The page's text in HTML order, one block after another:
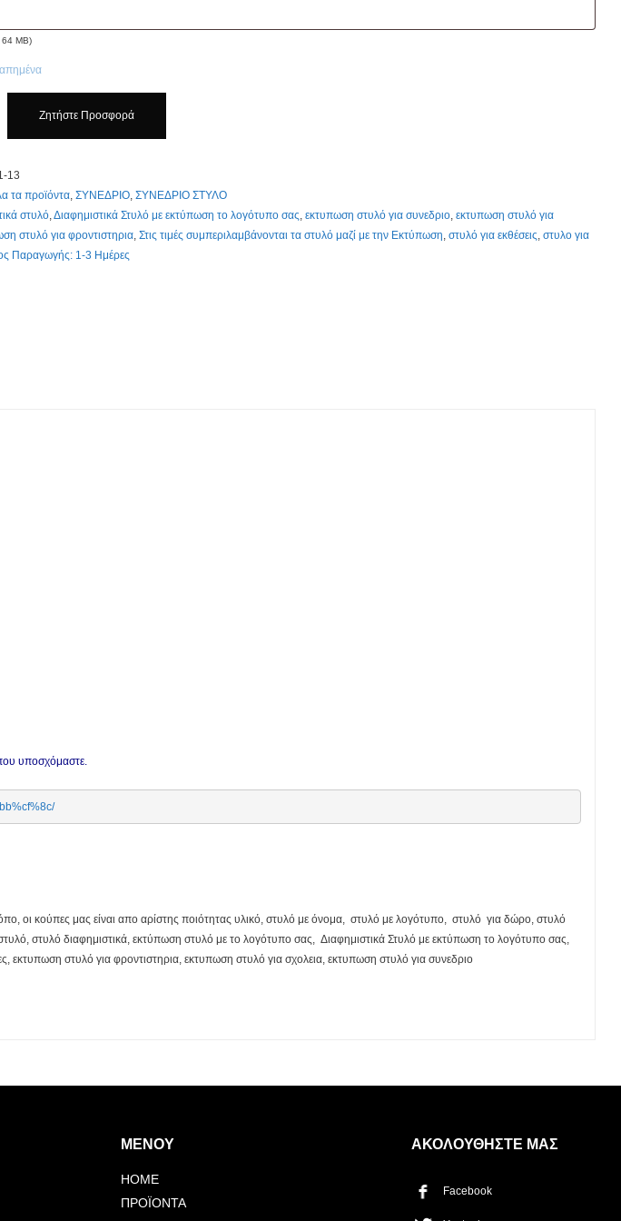
64 MB)
Ζητήστε Προσφορά
13
τα προϊόντα,ΣΥΝΕΔΡΙΟ,ΣΥΝΕΔΡΙΟ ΣΤΥΛΟ
στυλό,Διαφημιστικά Στυλό με εκτύπωση το λογότυπο σας,εκτυπωση στυλό για συνεδριο,εκτυπωση στυλό για
στυλό για φροντιστηρια,Στις τιμές συμπεριλαμβάνονται τα στυλό μαζί με την Εκτύπωση,στυλό για εκθέσεις,στυλο για
Παραγωγής: 1-3 Ημέρες
υποσχόμαστε.
οι κούπες μας είναι απο αρίστης ποιότητας υλικό, στυλό με όνομα, στυλό με λογότυπο, στυλό για δώρο, στυλό
στυλό διαφημιστικά, εκτύπωση στυλό με το λογότυπο σας, Διαφημιστικά Στυλό με εκτύπωση το λογότυπο σας,
στυλό για φροντιστηρια, εκτυπωση στυλό για σχολεια, εκτυπωση στυλό για συνεδριο
ΜΕΝΟΥ
HOME
ΠΡΟΪΟΝΤΑ
ΑΚΟΛΟΥΘΗΣΤΕ ΜΑΣ
Facebook
πατήστε Προσθήκη για να ξεκινήσετε.